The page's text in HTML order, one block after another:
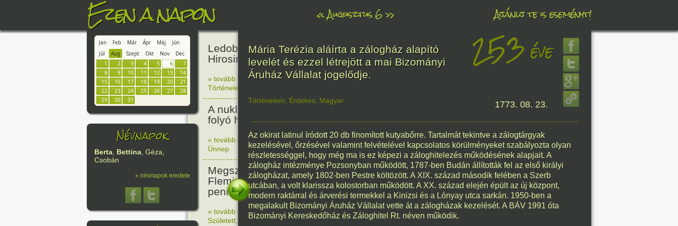
Ezen a napon «Augusztus 6» Ajánlj te is eseményt!
Jan Feb Már Ápr Máj
Jún
Júl
Aug Szept Okt Nov
Dec
1
2 3 4 5 6
7
8
9 10 11 12 13
14
15
16 17 18 19 20
21
22
23 24 25 26 27
28
29
30 31
Névnapok
Berta, Bettina, Géza,
Csobán
» névnapok eredete
Ledobták az első atombombát
Hirosimára.
81 éve
» tovább olvasom|Nincs hozzászólás, szólj hozzá!
Történelem
A nukleáris fegyverek betiltásáért
folyó harc világnapja
48éve
» tovább olvasom|Nincs hozzászólás, szólj hozzá!
Ünnep
1978. 08. 06.
Megszületett Sir Alexander
Fleming, Nobel-díjas angol orvos, a
penicillin felfedezője.
145éve
» tovább olvasom
1 hozzászólás, szólj Te is hozzá!
Született
Alkotás 1881. 08. 06.
Mária Terézia aláírta a zálogház alapító
levelét és ezzel létrejött a mai Bizományi
Áruház Vállalat jogelődje.
253 éve
Történelem Érdekes Magyar 1773. 08. 23.
Az okirat latinul íródott 20 db finomított kutyabőrre. Tartalmát tekintve a zálogtárgyak
kezelésével, őrzésével valamint felvételével kapcsolatos körülményeket szabályozta olyan
részletességgel, hogy még ma is ez képezi a záloghitelezés működésének alapjait. A
zálogház intézménye Pozsonyban működött, 1787-ben Budán állították fel az első királyi
zálogházat, amely 1802-ben Pestre költözött. A XIX. század második felében a Szerb
utcában, a volt klarissza kolostorban működött. A XX. század elején épült az új központ,
modern raktárral és árverési termekkel a Kinizsi és a Lónyay utca sarkán. 1950-ben a
megalakult Bizományi Áruház Vállalat vette át a zálogházak kezelését. A BÁV 1991 óta
Bizományi Kereskedőház és Záloghitel Rt. néven működik.